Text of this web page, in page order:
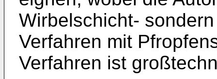
Wirbelschicht-
Verfahren mit
Verfahren ist